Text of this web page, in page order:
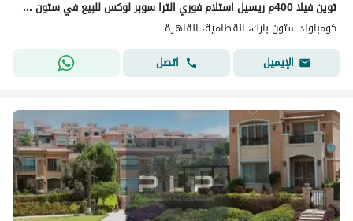
توين فيلا 400م ريسيل استلام فوري الترا سوبر لوكس للبيع في ستون بارك التجمع الخامس Stone Park New Cairo
كومباوند ستون بارك، القطامية، القاهرة
الإيميل
اتصل